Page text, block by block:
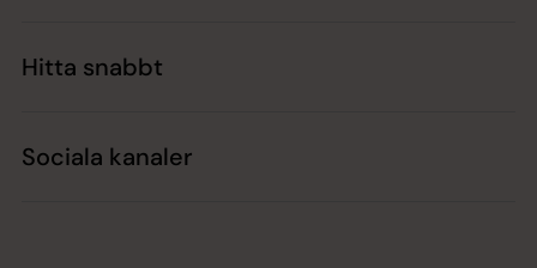
Hitta snabbt
Sociala kanaler